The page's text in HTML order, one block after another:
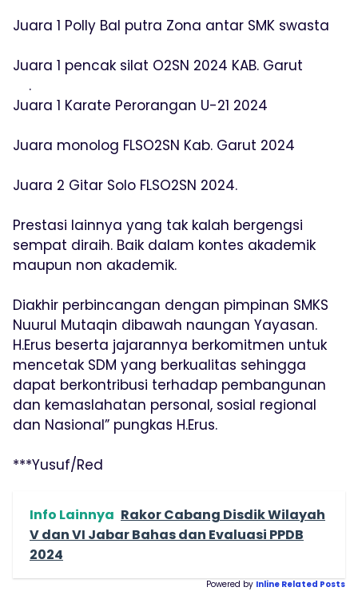
Juara 1 Polly Bal putra Zona antar SMK swasta
Juara 1 pencak silat O2SN 2024 KAB. Garut
.
Juara 1 Karate Perorangan U-21 2024
Juara monolog FLSO2SN Kab. Garut 2024
Juara 2 Gitar Solo FLSO2SN 2024.
Prestasi lainnya yang tak kalah bergengsi
sempat diraih. Baik dalam kontes akademik
maupun non akademik.
Diakhir perbincangan dengan pimpinan SMKS
Nuurul Mutaqin dibawah naungan Yayasan.
H.Erus beserta jajarannya berkomitmen untuk
mencetak SDM yang berkualitas sehingga
dapat berkontribusi terhadap pembangunan
dan kemaslahatan personal, sosial regional
dan Nasional” pungkas H.Erus.
***Yusuf/Red
Info Lainnya Rakor Cabang Disdik Wilayah
V dan VI Jabar Bahas dan Evaluasi PPDB
2024
Powered by Inline Related Posts